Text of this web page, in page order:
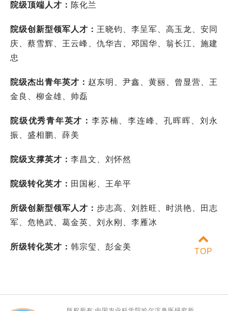
院级顶端人才： 陈化兰
院级创新型领军人才： 王晓钧、李呈军、高玉龙、安同
庆、蔡雪辉、王云峰、仇华吉、邓国华、翁长江、施建
忠
院级杰出青年英才： 赵东明、尹鑫、黄丽、曾显营、王
金良、柳金雄 、帅磊
院级优秀青年英才： 李苏楠、李连峰、孔晖晖、刘永
振
盛相鹏、薛美
院级支撑英才： 李昌文、刘怀然
院级转化英才： 田国彬 、王牟平
所级创新型领军人才： 步志高、刘胜旺、时洪艳、田志
军、危艳武、葛金英、刘永刚、李雁冰
所级转化英才： 韩宗玺、彭金美
TOP